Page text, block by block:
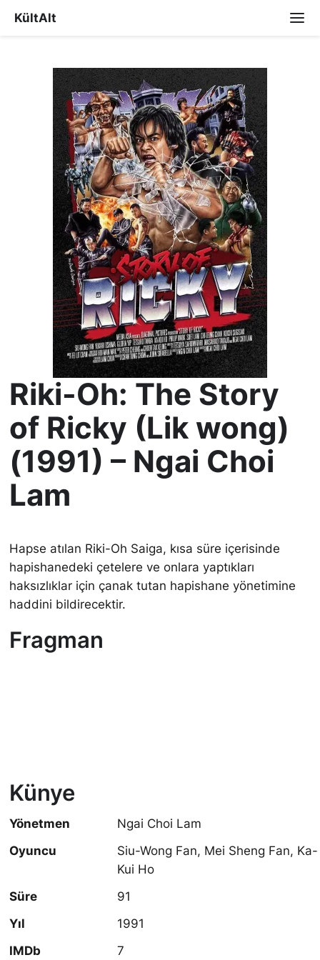
KültAlt
Riki-Oh: The Story
of Ricky (Lik wong)
(1991) – Ngai Choi
Lam
Hapse atılan Riki-Oh Saiga, kısa süre içerisinde
hapishanedeki çetelere ve onlara yaptıkları
haksızlıklar için çanak tutan hapishane yönetimine
haddini bildirecektir.
Fragman
Künye
Yönetmen
Ngai Choi Lam
Oyuncu
Siu-Wong Fan, Mei Sheng Fan, Ka-
Kui Ho
Süre
91
Yıl
1991
IMDb
7